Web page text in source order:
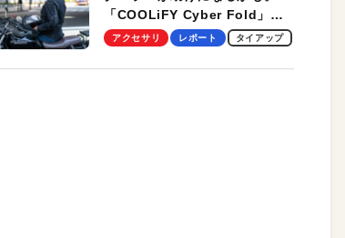
「COOLiFY Cyber Fold」レ
ビュー。冷却の速さ、密着する
性がグッド！
アクセサリ レポート タイアップ